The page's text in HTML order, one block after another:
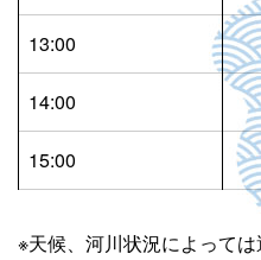
13:00
14:00
15:00
※天候、河川状況によって